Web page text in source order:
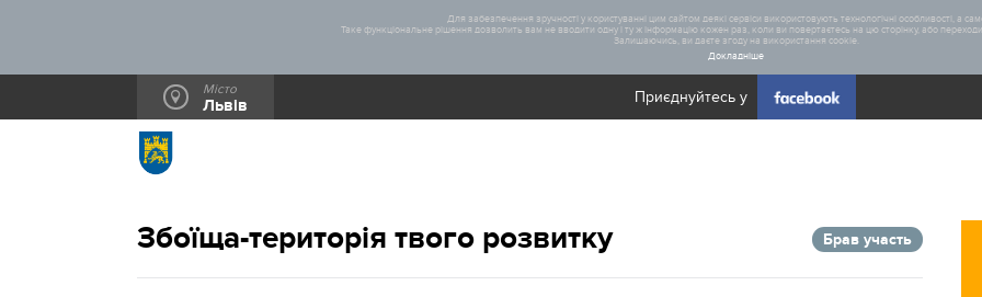
Для забезпечення зручності у користуванні цим сайтом деякі сервіси використовують технологічні особливості, а
Таке функціональне рішення дозволить вам не вводити одну і ту ж інформацію кожен раз, коли ви повертаєтесь на цю сторінку, або
Залишаючись, ви даєте згоду на використання cookie.
Докладніше
Місто
Львів Приєднуйтесь у
Збоїща-територія твого розвитку Брав участь